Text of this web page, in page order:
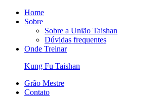
Home
Sobre
Sobre a União Taishan
Dúvidas frequentes
Onde Treinar
Kung Fu Taishan
Grão Mestre
Contato